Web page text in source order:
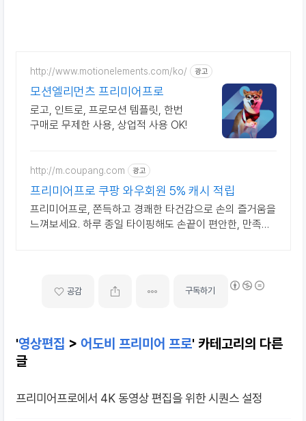
http://www.motionelements.com/ko/ 광고
모션엘리먼츠 프리미어프로
로고, 인트로, 프로모션 템플릿, 한번
구매로 무제한 사용, 상업적 사용 OK!
http://m.coupang.com 광고
프리미어프로 쿠팡 와우회원 5% 캐시 적립
프리미어프로, 쫀득하고 경쾌한 타건감으로 손의 즐거움을
느껴보세요. 하루 종일 타이핑해도 손끝이 편안한, 만족스
공감 구독하기
'영상편집 > 어도비 프리미어 프로' 카테고리의 다른
글
프리미어프로에서 4K 동영상 편집을 위한 시퀀스 설정